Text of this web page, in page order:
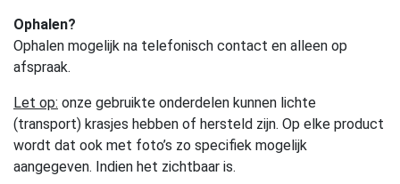
Ophalen?
Ophalen mogelijk na telefonisch contact en alleen op
afspraak.
Let op: onze gebruikte onderdelen kunnen lichte
(transport) krasjes hebben of hersteld zijn. Op elke product
wordt dat ook met foto’s zo specifiek mogelijk
aangegeven. Indien het zichtbaar is.